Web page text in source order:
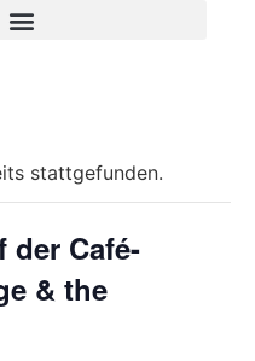
stattgefunden.
der Café-
& the